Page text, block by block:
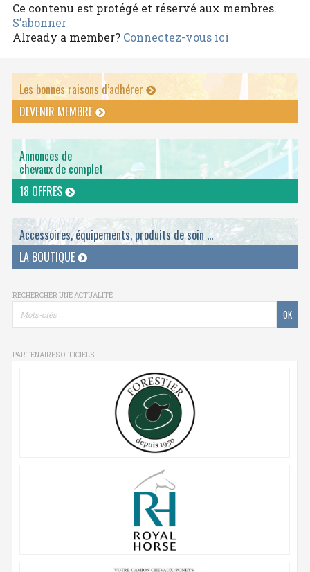
Ce contenu est protégé et réservé aux membres.
S’abonner
Already a member? Connectez-vous ici
Les bonnes raisons d’adhérer
DEVENIR MEMBRE
Annonces de
chevaux de complet
18 OFFRES
Accessoires, équipements, produits de soin ...
LA BOUTIQUE
RECHERCHER UNE ACTUALITÉ
PARTENAIRES OFFICIELS